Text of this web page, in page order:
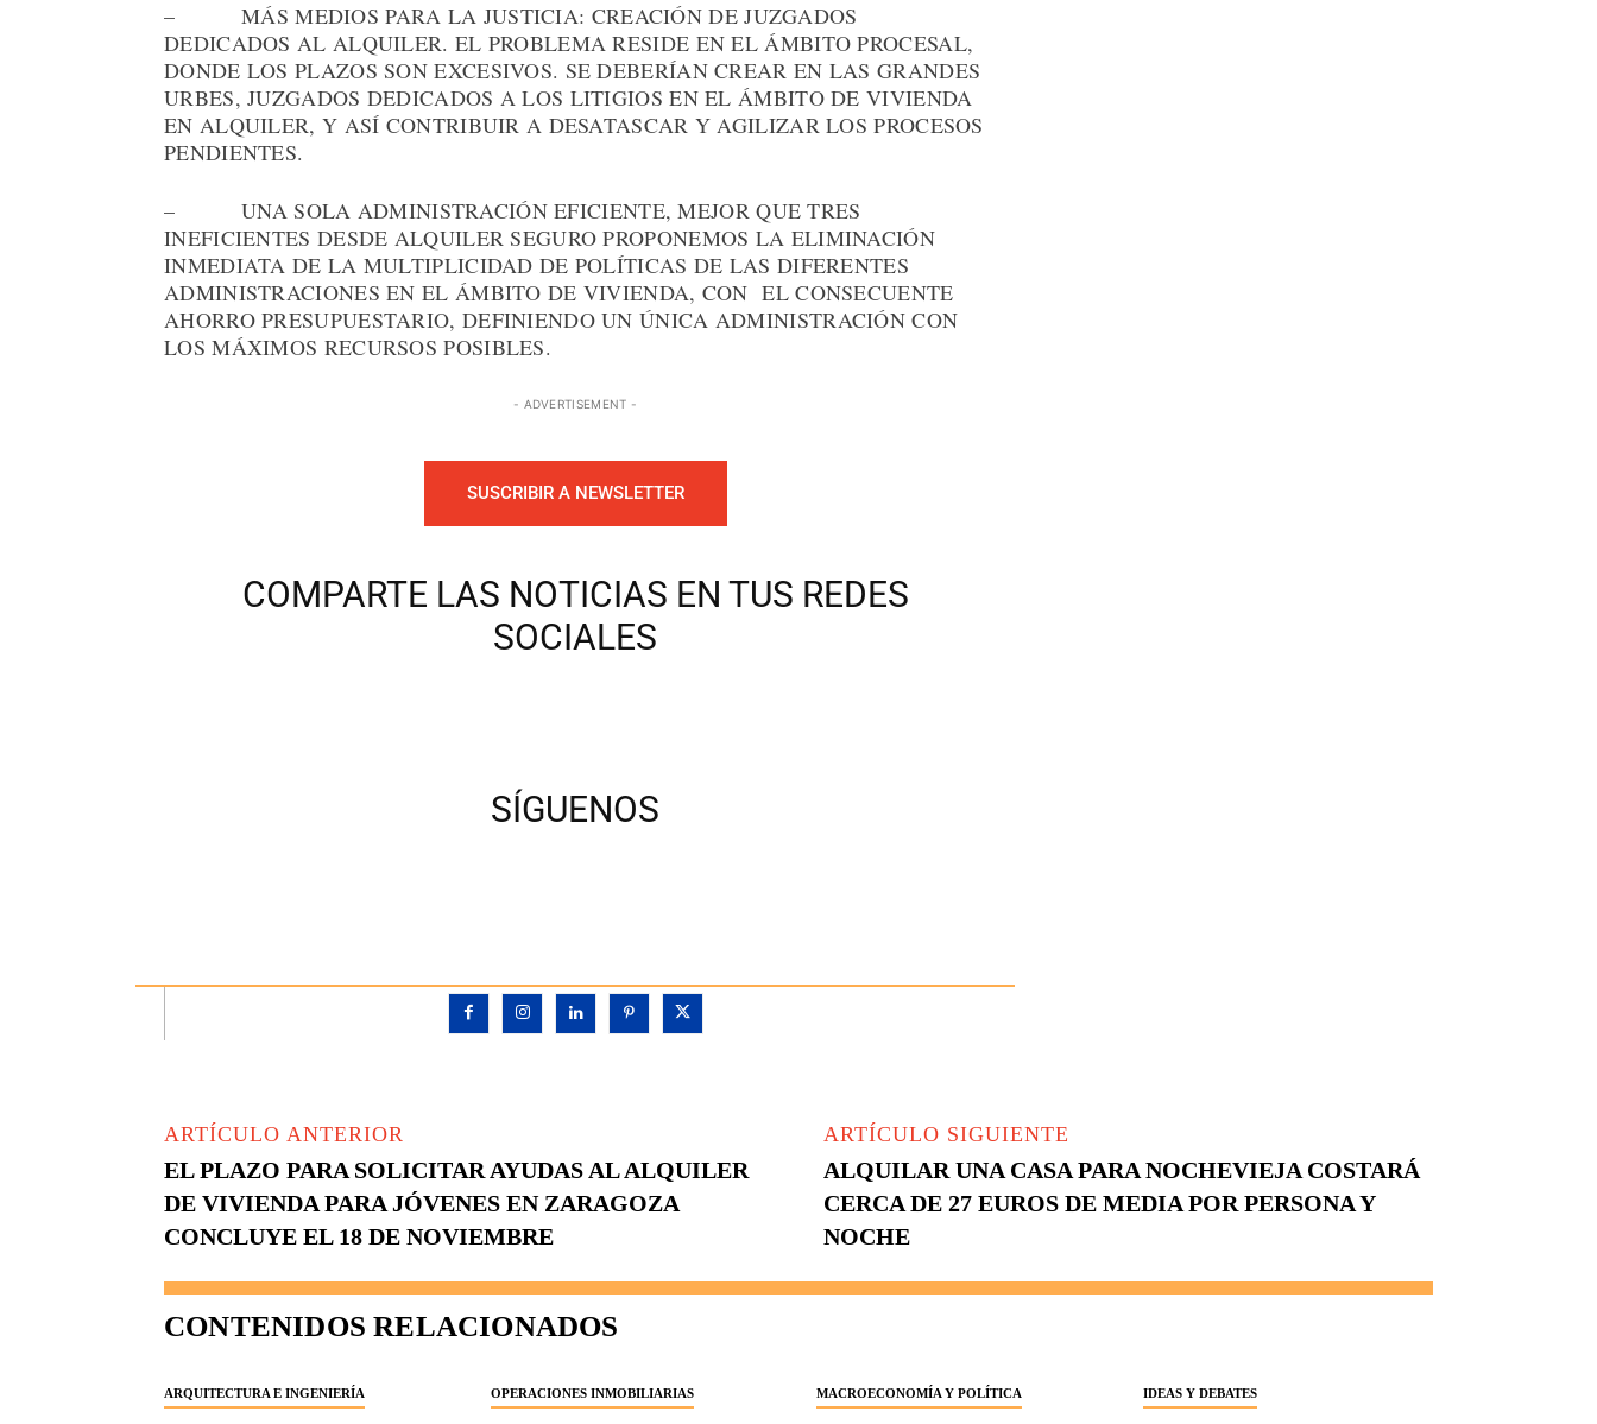
– MÁS MEDIOS PARA LA JUSTICIA: CREACIÓN DE JUZGADOS
DEDICADOS AL ALQUILER. EL PROBLEMA RESIDE EN EL ÁMBITO PROCESAL,
DONDE LOS PLAZOS SON EXCESIVOS. SE DEBERÍAN CREAR EN LAS GRANDES
URBES, JUZGADOS DEDICADOS A LOS LITIGIOS EN EL ÁMBITO DE VIVIENDA
EN ALQUILER, Y ASÍ CONTRIBUIR A DESATASCAR Y AGILIZAR LOS PROCESOS
PENDIENTES.
– UNA SOLA ADMINISTRACIÓN EFICIENTE, MEJOR QUE TRES
INEFICIENTES DESDE ALQUILER SEGURO PROPONEMOS LA ELIMINACIÓN
INMEDIATA DE LA MULTIPLICIDAD DE POLÍTICAS DE LAS DIFERENTES
ADMINISTRACIONES EN EL ÁMBITO DE VIVIENDA, CON EL CONSECUENTE
AHORRO PRESUPUESTARIO, DEFINIENDO UN ÚNICA ADMINISTRACIÓN CON
LOS MÁXIMOS RECURSOS POSIBLES.
- ADVERTISEMENT -
SUSCRIBIR A NEWSLETTER
COMPARTE LAS NOTICIAS EN TUS REDES
SOCIALES
SÍGUENOS
ARTÍCULO ANTERIOR
EL PLAZO PARA SOLICITAR AYUDAS AL ALQUILER
DE VIVIENDA PARA JÓVENES EN ZARAGOZA
CONCLUYE EL 18 DE NOVIEMBRE
ARTÍCULO SIGUIENTE
ALQUILAR UNA CASA PARA NOCHEVIEJA COSTARÁ
CERCA DE 27 EUROS DE MEDIA POR PERSONA Y
NOCHE
CONTENIDOS RELACIONADOS
ARQUITECTURA E INGENIERÍA OPERACIONES INMOBILIARIAS MACROECONOMÍA Y POLÍTICA IDEAS Y DEBATES